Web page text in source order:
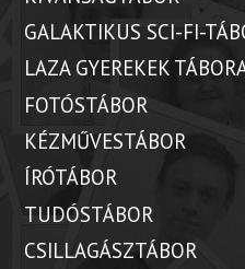
GALAKTIKUS SCI-FI-
LAZA GYEREKEK
FOTÓSTÁBOR
KÉZMŰVESTÁBOR
ÍRÓTÁBOR
TUDÓSTÁBOR
CSILLAGÁSZTÁBOR